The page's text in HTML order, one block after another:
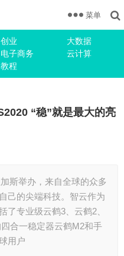
创业
大数据
电子商务
云计算
教程
菜单
“稳”就是最大的亮
斯举办，来自全球的众多
己的尖端科技。智云作为
了专业级云鹤3、云鹤2、
合一稳定器云鹤M2和手
用户